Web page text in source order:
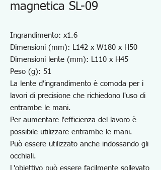
magnetica SL-09
Ingrandimento: x1.6
Dimensioni (mm): L142 x W180 x H50
Dimensioni lente (mm): L110 x H45
Peso (g): 51
La lente d'ingrandimento è comoda per i
lavori di precisione che richiedono l'uso di
entrambe le mani.
Per aumentare l'efficienza del lavoro è
possibile utilizzare entrambe le mani.
Può essere utilizzato anche indossando gli
occhiali.
L'obiettivo può essere facilmente sollevato